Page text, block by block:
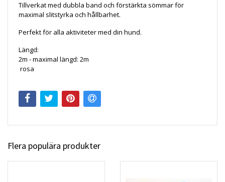
Tillverkat med dubbla band och förstärkta sömmar för
maximal slitstyrka och hållbarhet.
Perfekt för alla aktiviteter med din hund.
Längd:
2m - maximal längd: 2m
rosa
Flera populära produkter